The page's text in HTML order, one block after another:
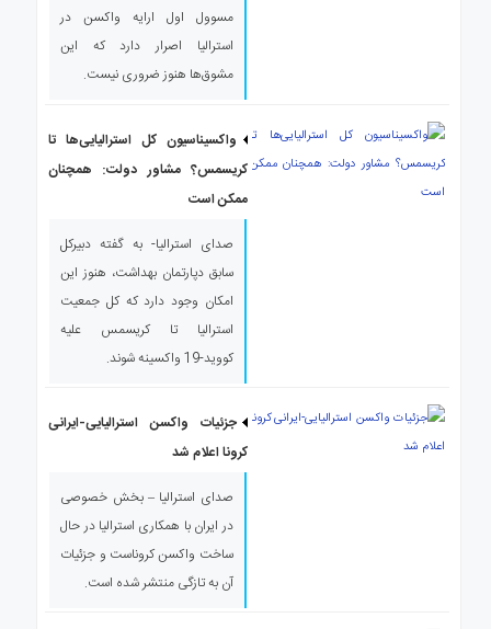
مسوول اول ارایه واکسن در
استرالیا اصرار دارد که این
مشوق‌ها هنوز ضروری نیست.
واکسیناسیون کل استرالیایی‌ها تا
کریسمس؟ مشاور دولت: همچنان
ممکن است
صدای استرالیا- به گفته دبیرکل
سابق دپارتمان بهداشت، هنوز این
امکان وجود دارد که کل جمعیت
استرالیا تا کریسمس علیه
کووید-19 واکسینه شوند.
جزئیات واکسن استرالیایی-ایرانی
کرونا اعلام شد
صدای استرالیا – بخش خصوصی
در ایران با همکاری استرالیا در حال
ساخت واکسن کروناست و جزئیات
آن به تازگی منتشر شده است.